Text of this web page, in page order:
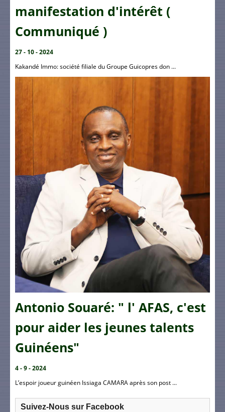
manifestation d'intérêt (
Communiqué )
27 - 10 - 2024
Kakandé Immo: société filiale du Groupe Guicopres don ...
Antonio Souaré: " l' AFAS, c'est
pour aider les jeunes talents
Guinéens"
4 - 9 - 2024
L’espoir joueur guinéen Issiaga CAMARA après son post ...
Suivez-Nous sur Facebook